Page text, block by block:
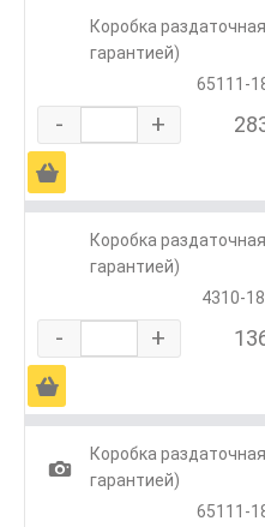
Коробка
гарантией)
65111-
- +
Ä
Коробка
гарантией)
4310-
- +
Ä
1
Коробка
гарантией)
65111-